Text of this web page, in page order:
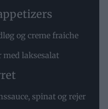
og creme fraiche
laksesalat
spinat og rejer